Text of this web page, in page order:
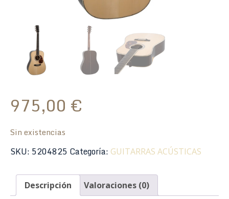
975,00 €
Sin existencias
SKU: 5204825 Categoría: GUITARRAS ACÚSTICAS
Descripción Valoraciones (0)